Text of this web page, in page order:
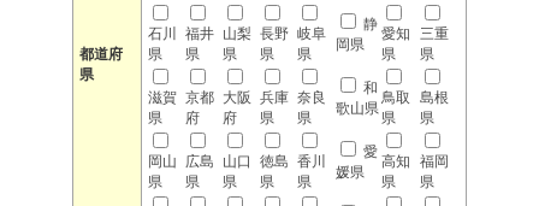
都道府
県
石川
県
福井
県
山梨
県
長野
県
岐阜
県
静
岡県
愛知
県
三重
県
滋賀
県
京都
府
大阪
府
兵庫
県
奈良
県
和
歌山県
鳥取
県
島根
県
岡山
県
広島
県
山口
県
徳島
県
香川
県
愛
媛県
高知
県
福岡
県